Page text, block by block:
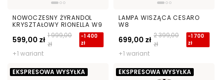
NOWOCZESNY ŻYRANDOL
KRYSZTAŁOWY RIONELLA W9
599,00 zł 1 999,00
zł
-1 400
zł
+1 wariant
LAMPA WISZĄCA CESARO
W8
699,00 zł 2 399,00
zł
-1 700
zł
+1 wariant
EKSPRESOWA WYSYŁKA EKSPRESOWA WYSYŁKA